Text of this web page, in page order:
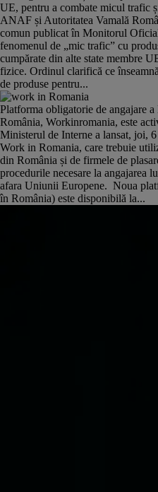
UE, pentru a combate micul trafic
ANAF și Autoritatea Vamală
comun publicat în Monitorul
fenomenul de „mic trafic” cu
cumpărate din alte state membre
fizice. Ordinul clarifică ce
de produse pentru...
Platforma obligatorie de angajare
România, Workinromania, este
Ministerul de Interne a lansat, joi,
Work in Romania, care trebuie
din România și de firmele de
procedurile necesare la angajarea
afara Uniunii Europene. Noua
în România) este disponibilă la...